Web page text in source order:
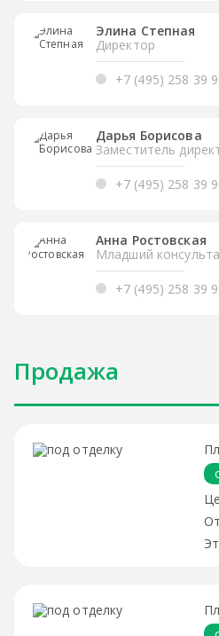
Элина Степная
Директор
+7 (495) 258 39
Дарья Борисова
Заместитель
+7 (495) 258 39
Анна Ростовская
Младший
+7 (495) 258 39
Продажа